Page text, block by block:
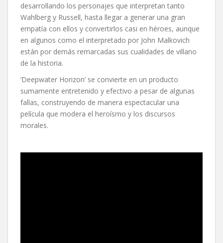
desarrollando los personajes que interpretan tanto
Wahlberg y Russell, hasta llegar a generar una gran
empatía con ellos y convertirlos casi en héroes, aunque
en algunos como el interpretado por John Malkovich
están por demás remarcadas sus cualidades de villano
de la historia.
‘Deepwater Horizon’ se convierte en un producto
sumamente entretenido y efectivo a pesar de algunas
fallas, construyendo de manera espectacular una
película que modera el heroísmo y los discursos
morales.